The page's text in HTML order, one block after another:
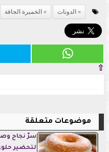
الدونات الخميرة الجافة
⇧
موضوعات متعلقة
سرّ نجاح
لتحضير